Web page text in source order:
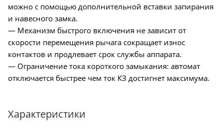
можно с помощью дополнительной вставки запирания
и навесного замка.
— Механизм быстрого включения не зависит от
скорости перемещения рычага сокращает износ
контактов и продлевает срок службы аппарата.
— Ограничение тока короткого замыкания: автомат
отключается быстрее чем ток КЗ достигнет максимума.
Характеристики